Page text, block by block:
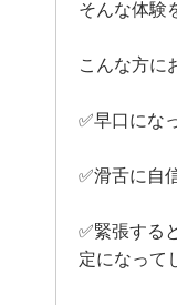
そんな体験
こんな方に
✅早口にな
✅滑舌に自
✅緊張する
定になって